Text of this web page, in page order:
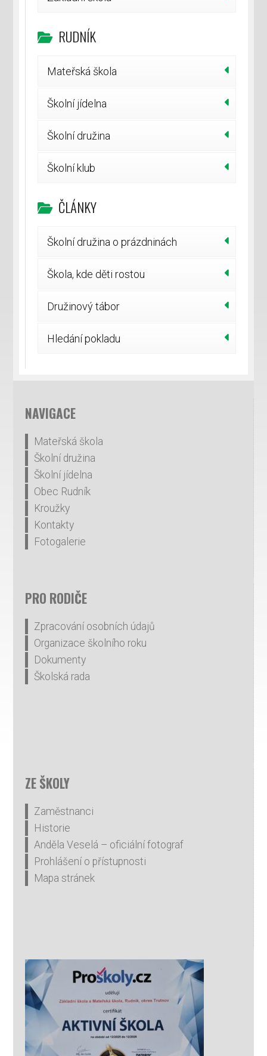
RUDNÍK
Mateřská škola
Školní jídelna
Školní družina
Školní klub
ČLÁNKY
Školní družina o prázdninách
Škola, kde děti rostou
Družinový tábor
Hledání pokladu
NAVIGACE
Mateřská škola
Školní družina
Školní jídelna
Obec Rudník
Kroužky
Kontakty
Fotogalerie
PRO RODIČE
Zpracování osobních údajů
Organizace školního roku
Dokumenty
Školská rada
ZE ŠKOLY
Zaměstnanci
Historie
Anděla Veselá – oficiální fotograf
Prohlášení o přístupnosti
Mapa stránek